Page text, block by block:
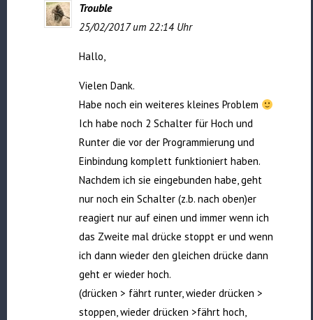
Trouble
25/02/2017 um 22:14 Uhr
Hallo,
Vielen Dank.
Habe noch ein weiteres kleines Problem
Ich habe noch 2 Schalter für Hoch und
Runter die vor der Programmierung und
Einbindung komplett funktioniert haben.
Nachdem ich sie eingebunden habe, geht
nur noch ein Schalter (z.b. nach oben)er
reagiert nur auf einen und immer wenn ich
das Zweite mal drücke stoppt er und wenn
ich dann wieder den gleichen drücke dann
geht er wieder hoch.
(drücken > fährt runter, wieder drücken >
stoppen, wieder drücken >fährt hoch,